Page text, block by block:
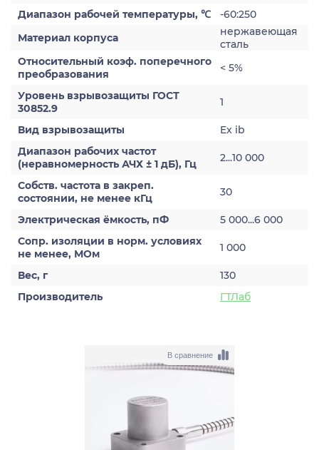
Диапазон рабочей температуры, ℃
-60:250
Материал корпуса
нержавеющая
сталь
Относительный коэф. поперечного
преобразования
< 5%
Уровень взрывозащиты ГОСТ
30852.9
1
Вид взрывозащиты
Ex ib
Диапазон рабочих частот
(неравномерность АЧХ ± 1 дБ), Гц
2...10 000
Собств. частота в закреп.
состоянии, не менее кГц
30
Электрическая ёмкость, пФ
5 000...6 000
Сопр. изоляции в норм. условиях
не менее, МОм
1 000
Вес, г
130
Производитель
ГТЛаб
В сравнение